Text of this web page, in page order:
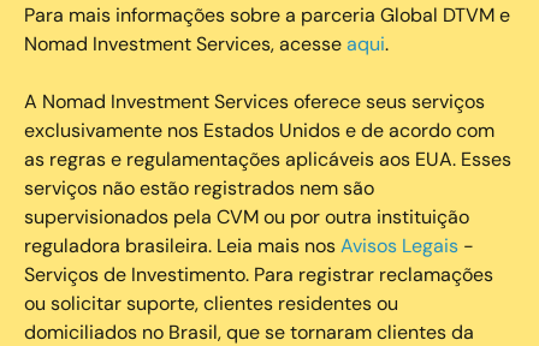
Para mais informações sobre a parceria Global DTVM e
Nomad Investment Services, acesseaqui.
A Nomad Investment Services oferece seus serviços
exclusivamente nos Estados Unidos e de acordo com
as regras e regulamentações aplicáveis aos EUA. Esses
serviços não estão registrados nem são
supervisionados pela CVM ou por outra instituição
reguladora brasileira. Leia mais nosAvisos Legais -
Serviços de Investimento. Para registrar reclamações
ou solicitar suporte, clientes residentes ou
domiciliados no Brasil, que se tornaram clientes da